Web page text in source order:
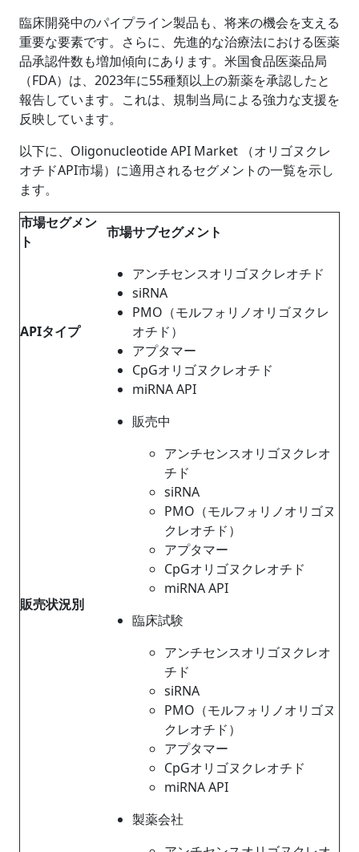
臨床開発中のパイプライン製品も、将来の機会を支える
重要な要素です。さらに、先進的な治療法における医薬
品承認件数も増加傾向にあります。米国食品医薬品局
（FDA）は、2023年に55種類以上の新薬を承認したと
報告しています。これは、規制当局による強力な支援を
反映しています。
以下に、Oligonucleotide API Market （オリゴヌクレ
オチドAPI市場）に適用されるセグメントの一覧を示し
ます。
市場セグメン
ト
市場サブセグメント
APIタイプ
アンチセンスオリゴヌクレオチド
siRNA
PMO（モルフォリノオリゴヌクレ
オチド）
アプタマー
CpGオリゴヌクレオチド
miRNA API
販売状況別
販売中
アンチセンスオリゴヌクレオ
チド
siRNA
PMO（モルフォリノオリゴヌ
クレオチド）
アプタマー
CpGオリゴヌクレオチド
miRNA API
臨床試験
アンチセンスオリゴヌクレオ
チド
siRNA
PMO（モルフォリノオリゴヌ
クレオチド）
アプタマー
CpGオリゴヌクレオチド
miRNA API
製薬会社